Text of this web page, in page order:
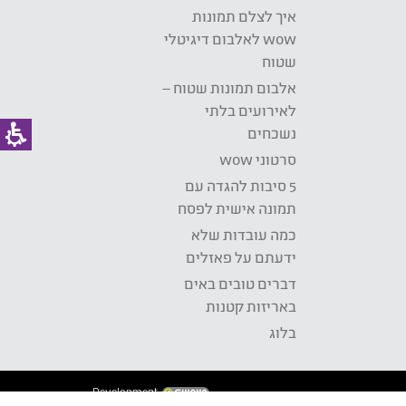
איך לצלם תמונות
wow לאלבום דיגיטלי
שטוח
אלבום תמונות שטוח –
לאירועים בלתי
נשכחים
סרטוני wow
5 סיבות להגדה עם
תמונה אישית לפסח
כמה עובדות שלא
ידעתם על פאזלים
דברים טובים באים
באריזות קטנות
בלוג
Development: